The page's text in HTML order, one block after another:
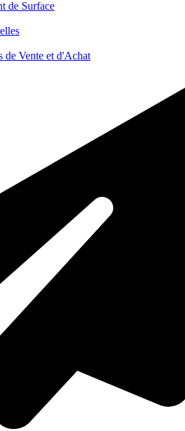
de Surface
de Vente et d'Achat